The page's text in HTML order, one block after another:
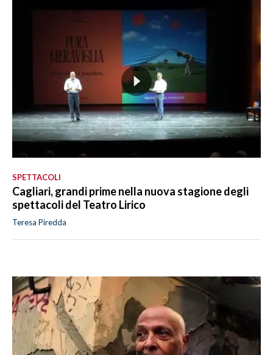
SPETTACOLI
Cagliari, grandi prime nella nuova stagione degli
spettacoli del Teatro Lirico
Teresa Piredda